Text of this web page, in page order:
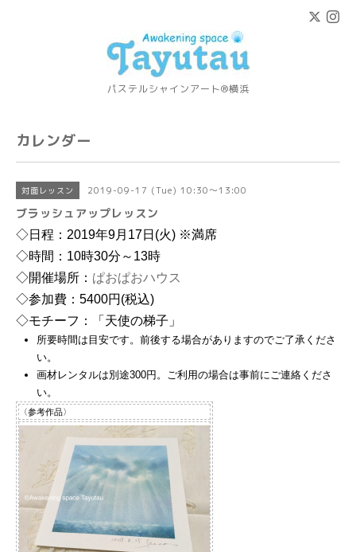
パステルシャインアート®横浜
カレンダー
対面レッスン 2019-09-17 (Tue) 10:30～13:00
ブラッシュアップレッスン
◇日程：2019年9月17日(火) ※満席
◇時間：10時30分～13時
◇開催場所： ぱおぱおハウス
◇参加費：5400円(税込)
◇モチーフ：「天使の梯子」
所要時間は目安です。前後する場合がありますのでご了承くださ
い。
画材レンタルは別途300円。ご利用の場合は事前にご連絡くださ
い。
〈参考作品〉